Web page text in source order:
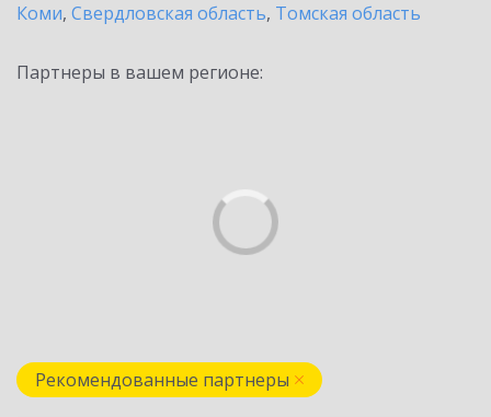
Коми, Свердловская область, Томская область
Партнеры в вашем регионе:
Рекомендованные партнеры